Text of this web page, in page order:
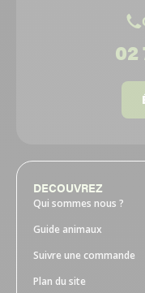
02
DECOUVREZ
Qui sommes nous ?
Guide animaux
Suivre une commande
Plan du site